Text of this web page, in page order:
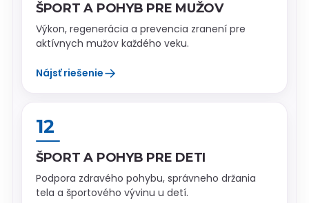
ŠPORT A POHYB PRE MUŽOV
Výkon, regenerácia a prevencia zranení pre
aktívnych mužov každého veku.
Nájsť riešenie→
12
ŠPORT A POHYB PRE DETI
Podpora zdravého pohybu, správneho držania
tela a športového vývinu u detí.